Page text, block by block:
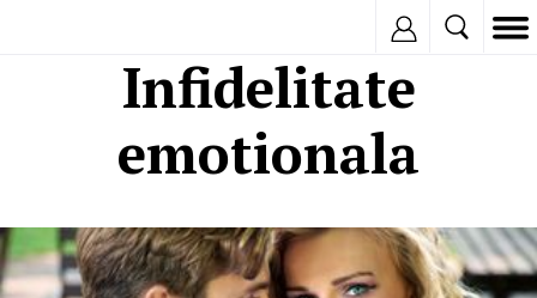
Infidelitate
emotionala